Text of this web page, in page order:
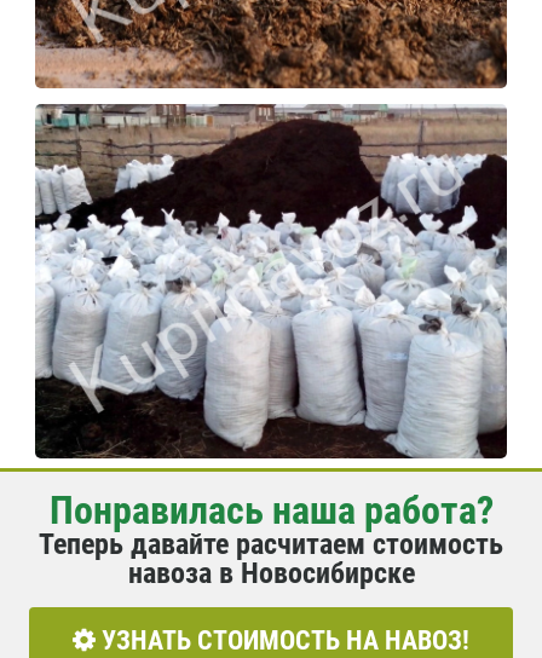
Понравилась наша работа?
Теперь давайте расчитаем стоимость
навоза в Новосибирске
УЗНАТЬ СТОИМОСТЬ НА НАВОЗ!